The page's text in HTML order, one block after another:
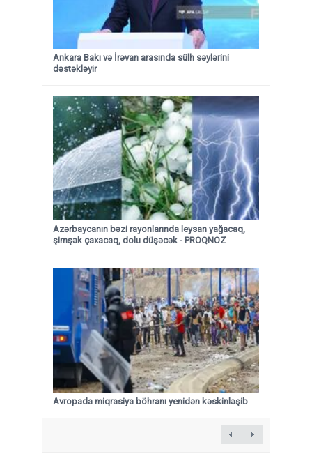
Ankara Bakı və İrəvan arasında sülh səylərini
dəstəkləyir
Azərbaycanın bəzi rayonlarında leysan yağacaq,
şimşək çaxacaq, dolu düşəcək - PROQNOZ
Avropada miqrasiya böhranı yenidən kəskinləşib